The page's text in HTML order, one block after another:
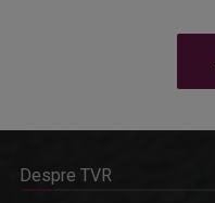
Despre TVR